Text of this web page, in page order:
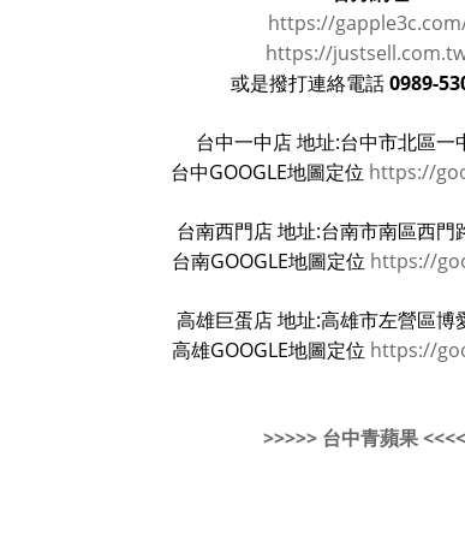
https://
https://
或是撥打連絡電話 0989-
台中一中店 地址:台中市北區一
台中GOOGLE地圖定位 https://
台南西門店 地址:台南市南區西門
台南GOOGLE地圖定位 https://
高雄巨蛋店 地址:高雄市左營區博
高雄GOOGLE地圖定位 https://
>>>>> 台中青蘋果